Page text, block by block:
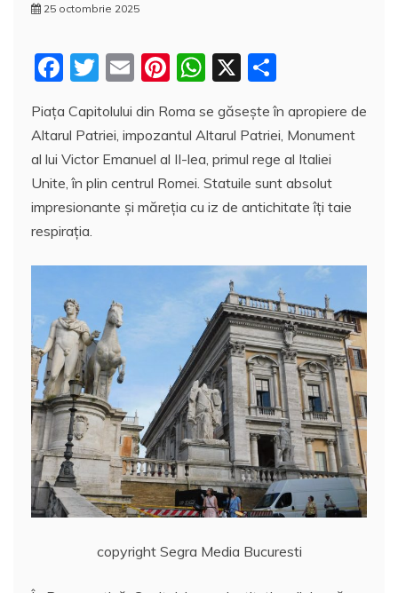
25 octombrie 2025
F
c
e
b
o
o
k
T
itt
er
E
ai
l
Pi
er
e
st
W
at
s
A
p
X
rt
aj
e
a
ă
Piața Capitolului din Roma se găsește în apropiere de
Altarul Patriei, impozantul Altarul Patriei, Monument
al lui Victor Emanuel al II-lea, primul rege al Italiei
Unite, în plin centrul Romei. Statuile sunt absolut
impresionante și măreția cu iz de antichitate îți taie
respirația.
copyright Segra Media Bucuresti